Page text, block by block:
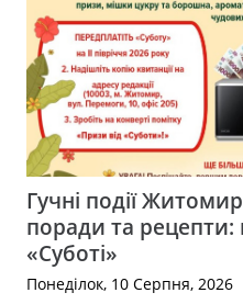
Гучні події
поради та рецепти:
«Суботі»
Понеділок, 10 Серпня, 2026